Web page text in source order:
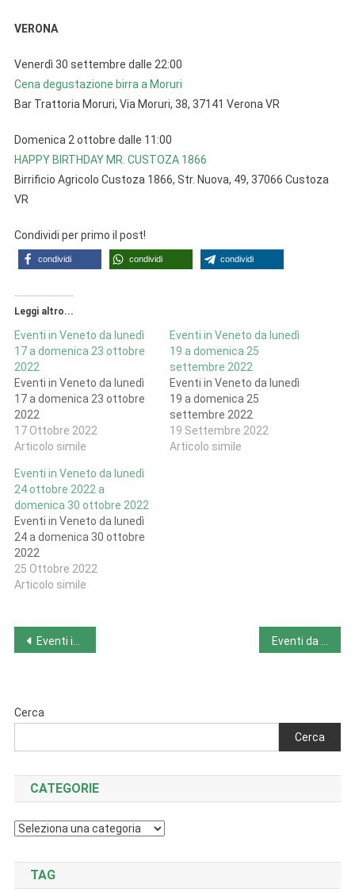
VERONA
Venerdì 30 settembre dalle 22:00
Cena degustazione birra a Moruri
Bar Trattoria Moruri, Via Moruri, 38, 37141 Verona VR
Domenica 2 ottobre dalle 11:00
HAPPY BIRTHDAY MR. CUSTOZA 1866
Birrificio Agricolo Custoza 1866, Str. Nuova, 49, 37066 Custoza
VR
Condividi per primo il post!
condividi condividi condividi
Leggi altro...
Eventi in Veneto da lunedì
17 a domenica 23 ottobre
2022
Eventi in Veneto da lunedì
17 a domenica 23 ottobre
2022
17 Ottobre 2022
Articolo simile
Eventi in Veneto da lunedì
19 a domenica 25
settembre 2022
Eventi in Veneto da lunedì
19 a domenica 25
settembre 2022
19 Settembre 2022
Articolo simile
Eventi in Veneto da lunedì
24 ottobre 2022 a
domenica 30 ottobre 2022
Eventi in Veneto da lunedì
24 a domenica 30 ottobre
2022
25 Ottobre 2022
Articolo simile
Navigazione
Eventi in Valle d’Aosta da lunedì 26 a domenica 2 ottobre 2022
Cerca
Cerca
CATEGORIE
Categorie
TAG